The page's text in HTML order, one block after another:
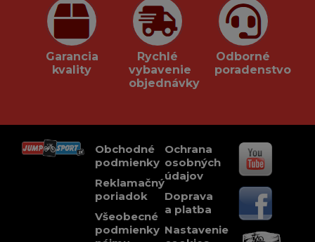
Garancia
kvality
Rychlé
vybavenie
objednávky
Odborné
poradenstvo
Obchodné
podmienky
Reklamačný
poriadok
Všeobecné
podmienky
Ochrana
osobných
údajov
Doprava
a platba
Nastavenie